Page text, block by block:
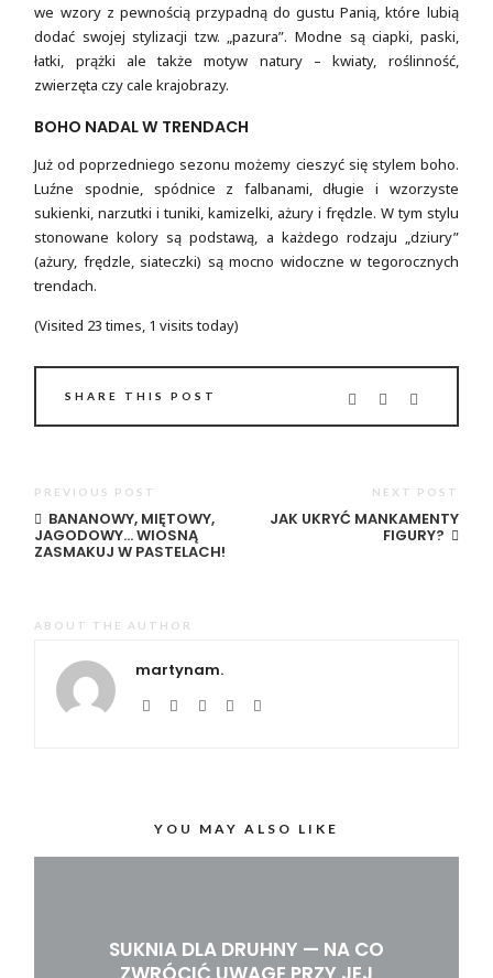
we wzory z pewnością przypadną do gustu Panią, które lubią
dodać swojej stylizacji tzw. „pazura”. Modne są ciapki, paski,
łatki, prążki ale także motyw natury – kwiaty, roślinność,
zwierzęta czy cale krajobrazy.
BOHO NADAL W TRENDACH
Już od poprzedniego sezonu możemy cieszyć się stylem boho.
Luźne spodnie, spódnice z falbanami, długie i wzorzyste
sukienki, narzutki i tuniki, kamizelki, ażury i frędzle. W tym stylu
stonowane kolory są podstawą, a każdego rodzaju „dziury”
(ażury, frędzle, siateczki) są mocno widoczne w tegorocznych
trendach.
(Visited 23 times, 1 visits today)
SHARE THIS POST
PREVIOUS POST
BANANOWY, MIĘTOWY,
JAGODOWY… WIOSNĄ
ZASMAKUJ W PASTELACH!
NEXT POST
JAK UKRYĆ MANKAMENTY
FIGURY?
ABOUT THE AUTHOR
martynam.
YOU MAY ALSO LIKE
SUKNIA DLA DRUHNY — NA CO